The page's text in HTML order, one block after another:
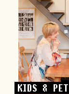
KIDS & PET